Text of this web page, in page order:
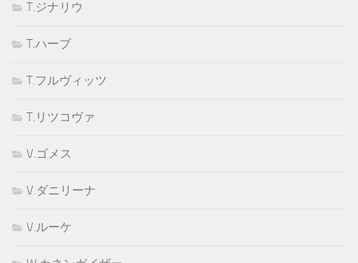
T.ジナリウ
T.ハーブ
T.フルヴィッツ
T.リツコヴァ
V.ゴメス
V.ダニリーナ
V.ルーケ